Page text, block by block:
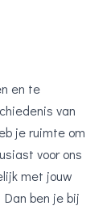
en te
van
je ruimte om
voor ons
met jouw
ben je bij